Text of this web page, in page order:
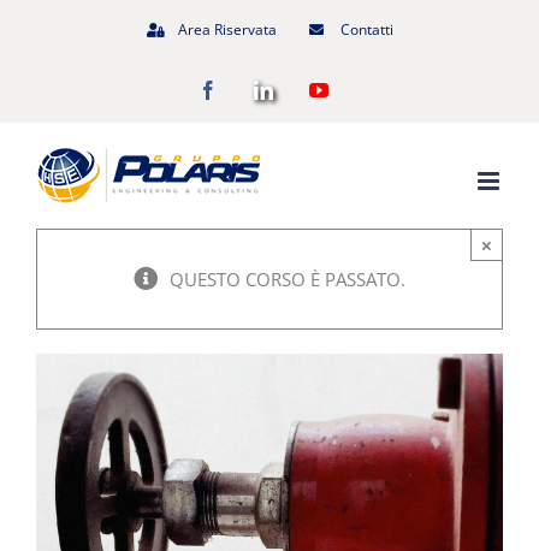
Area Riservata Contatti
FacebookLinkedInYouTube
QUESTO CORSO È PASSATO.
×